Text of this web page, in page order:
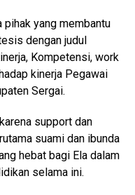
pihak yang membantu
dengan judul
Kompetensi, work
kinerja Pegawai
Sergai.
support dan
suami dan ibunda
hebat bagi Ela dalam
selama ini.